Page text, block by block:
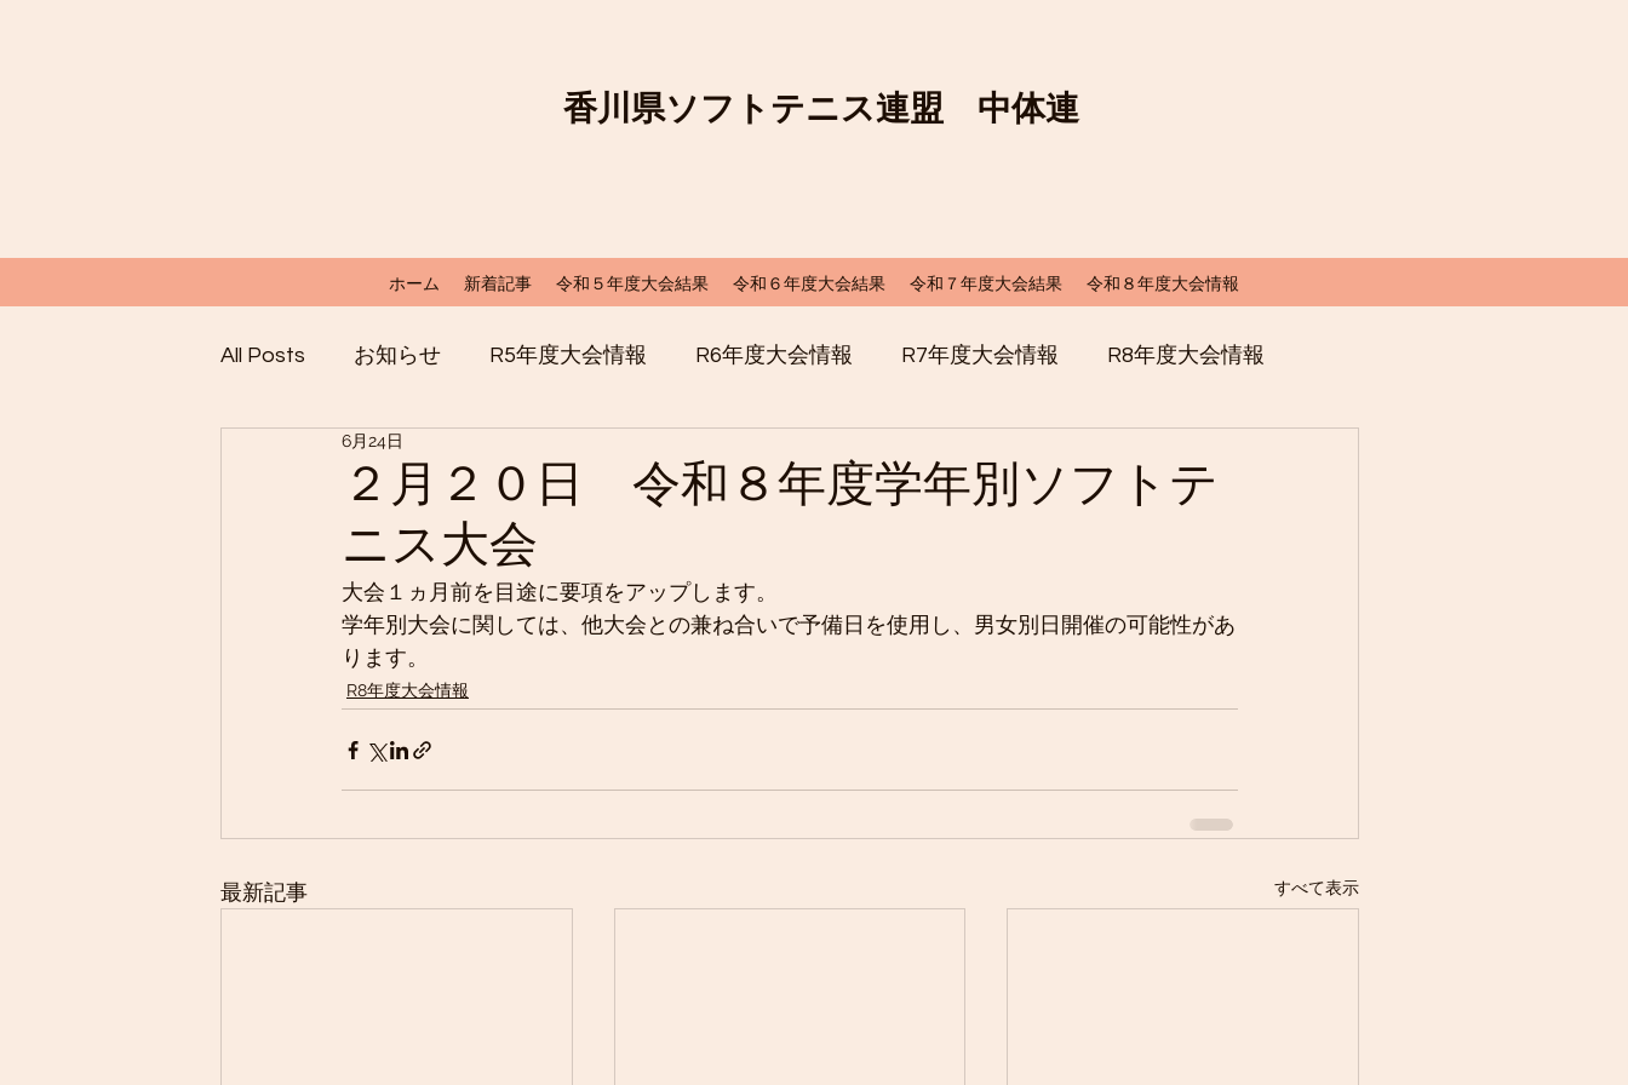
香川県ソフトテニス連盟 中体連
ホーム 新着記事 令和５年度大会結果 令和６年度大会結果 令和７年度大会結果 令和８年度大会情報
All Posts お知らせ R5年度大会情報 R6年度大会情報 R7年度大会情報 R8年度大会情報
２月２０日 令和８年度学年別ソフトテ
ニス大会
6月24日
大会１ヵ月前を目途に要項をアップします。
学年別大会に関しては、他大会との兼ね合いで予備日を使用し、男女別日開催の可能性があ
ります。
R8年度大会情報
最新記事 すべて表示